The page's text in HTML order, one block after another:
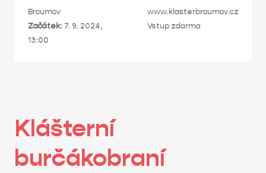
Broumov
Začátek: 7. 9. 2024,
13:00
www.klasterbroumov.cz
Vstup zdarma
Klášterní
burčákobraní